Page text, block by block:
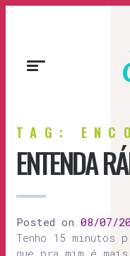
TAG:
ENTENDA
Posted on 08/07/
Tenho 15 minutos
que pra mim é